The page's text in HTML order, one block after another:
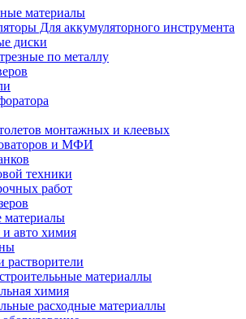
материалы
Для аккумуляторного инструмента
диски
по металлу
монтажных и клеевых
и МФИ
техники
работ
материалы
и авто химия
растворители
материаллы
химия
расходные материаллы